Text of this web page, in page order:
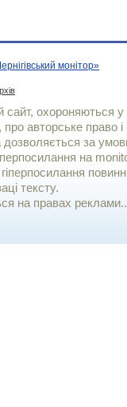
монітор»
охороняються у
авторське право і
за
на
тексту.
на правах реклами..